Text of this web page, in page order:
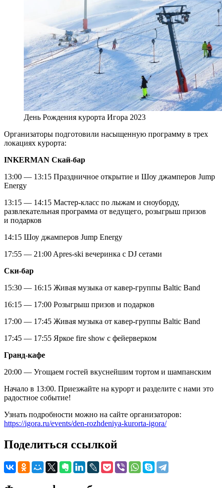
День Рождения курорта Игора 2023
Организаторы подготовили насыщенную программу в трех
локациях курорта:
INKERMAN Скай-бар
13:00 — 13:15 Праздничное открытие и Шоу джамперов Jump
Energy‎
13:15 — 14:15 Мастер-класс по лыжам и сноуборду,
развлекательная программа от ведущего, розыгрыш призов
и подарков
14:15 Шоу джамперов Jump Energy‎
17:55 — 21:00 Apres-ski вечеринка с DJ сетами
Ски-бар
15:30 — 16:15 Живая музыка от кавер-группы Baltic Band
16:15 — 17:00 Розыгрыш призов и подарков
17:00 — 17:45 Живая музыка от кавер-группы Baltic Band
17:45 — 17:55 Яркое fire show с фейерверком
Гранд-кафе
20:00 — Угощаем гостей вкуснейшим тортом и шампанским
Начало в 13:00. Приезжайте на курорт и разделите с нами это
радостное событие!
Узнать подробности можно на сайте организаторов:
https://igora.ru/events/den-rozhdeniya-kurorta-igora/
Поделиться ссылкой